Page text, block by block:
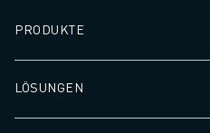
PRODUKTE
LÖSUNGEN